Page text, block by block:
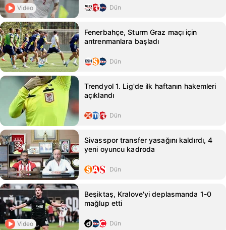
Video Dün
Fenerbahçe, Sturm Graz maçı için
antrenmanlara başladı
Dün
Trendyol 1. Lig'de ilk haftanın hakemleri
açıklandı
Dün
Sivasspor transfer yasağını kaldırdı, 4
yeni oyuncu kadroda
Dün
Video
Beşiktaş, Kralove'yi deplasmanda 1-0
mağlup etti
Dün